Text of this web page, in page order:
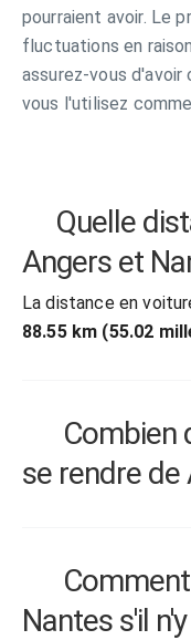
pourraient avoir. Le
fluctuations en
assurez-vous
vous l'utilisez
Quelle
Angers et
La distance en
88.55 km (55.02
Combien
se rendre de
Nantes s'il